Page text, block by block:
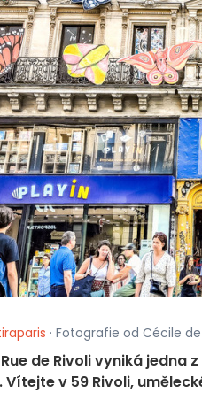
· Fotografie od Cécile
de Rivoli vyniká
v 59 Rivoli,